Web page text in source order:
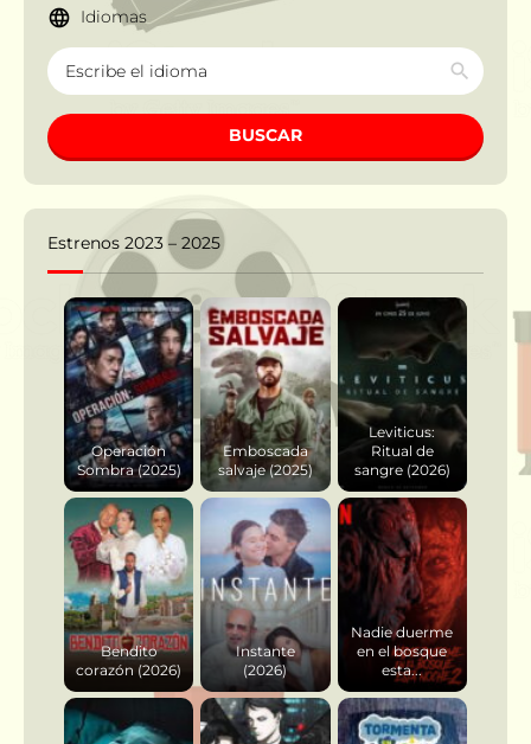
Idiomas
BUSCAR
Estrenos 2023 – 2025
Operación
Sombra (2025)
Emboscada
salvaje (2025)
Leviticus:
Ritual de
sangre (2026)
Bendito
corazón (2026)
Instante
(2026)
Nadie duerme
en el bosque
esta...